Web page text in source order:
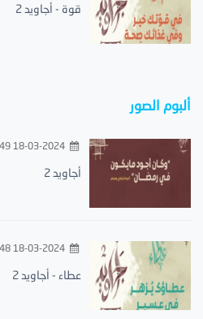
قوة - أجاويد 2
ألبوم الصور
18-03-2024 08:49 مساءً
أجاويد 2
18-03-2024 08:48 مساءً
عطاء - أجاويد 2